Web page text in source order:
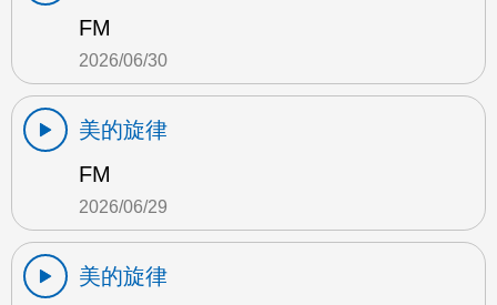
FM
2026/06/30
美的旋律
FM
2026/06/29
美的旋律